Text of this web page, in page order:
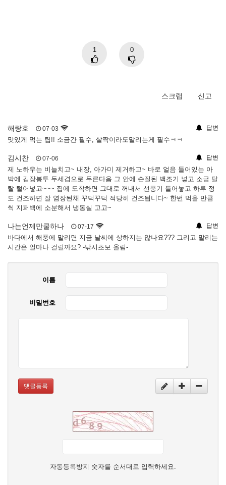
1 0
스크랩 신고
해랑호 07-03 답변
맛있게 먹는 팁!! 소금간 필수, 살짝이라도말리는게 필수ㅋㅋ
김시찬 07-06 답변
제 노하우는 비늘치고~ 내장, 아가미 제거하고~ 바로 얼음 들어있는 아
박에 김장봉투 두세겹으로 두른다음 그 안에 손질된 백조기 넣고 소금 탈
탈 털어넣고~~~ 집에 도착하면 그대로 꺼내서 선풍기 틀어놓고 하루 정
도 건조하면 잘 염장된채 꾸덕꾸덕 적당히 건조됩니다~ 한번 먹을 만큼
씩 지퍼백에 소분해서 냉동실 고고~
나는언제만쿨하나 07-17 답변
바다에서 해풍에 말리면 지금 날씨에 상하지는 않나요??? 그리고 말리는
시간은 얼마나 걸릴까요? -낚시초보 올림-
이름
비밀번호
댓글등록
자동등록방지 숫자를 순서대로 입력하세요.